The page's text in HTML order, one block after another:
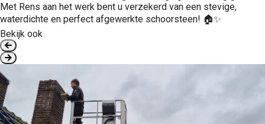
Met Rens aan het werk bent u verzekerd van een stevige,
waterdichte en perfect afgewerkte schoorsteen! 🏠✨
Bekijk ook